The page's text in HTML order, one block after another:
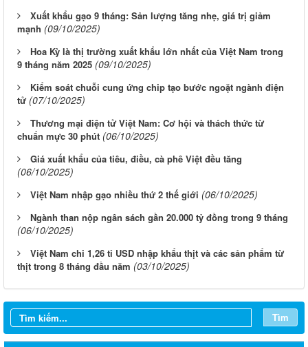
Xuất khẩu gạo 9 tháng: Sản lượng tăng nhẹ, giá trị giảm
mạnh (09/10/2025)
Hoa Kỳ là thị trường xuất khẩu lớn nhất của Việt Nam trong
9 tháng năm 2025 (09/10/2025)
Kiểm soát chuỗi cung ứng chip tạo bước ngoặt ngành điện
tử (07/10/2025)
Thương mại điện tử Việt Nam: Cơ hội và thách thức từ
chuẩn mực 30 phút (06/10/2025)
Giá xuất khẩu của tiêu, điều, cà phê Việt đều tăng
(06/10/2025)
Việt Nam nhập gạo nhiều thứ 2 thế giới (06/10/2025)
Ngành than nộp ngân sách gần 20.000 tỷ đồng trong 9 tháng
(06/10/2025)
Việt Nam chi 1,26 tỉ USD nhập khẩu thịt và các sản phẩm từ
thịt trong 8 tháng đầu năm (03/10/2025)
Tìm